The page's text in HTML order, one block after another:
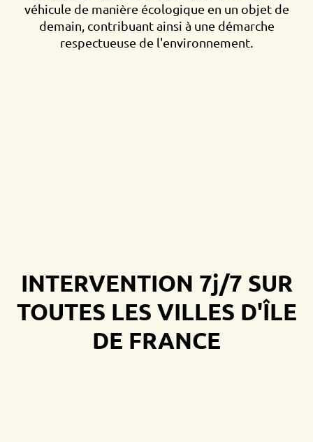
véhicule de manière écologique en un objet de
demain, contribuant ainsi à une démarche
respectueuse de l'environnement.
INTERVENTION 7j/7 SUR
TOUTES LES VILLES D'ÎLE
DE FRANCE